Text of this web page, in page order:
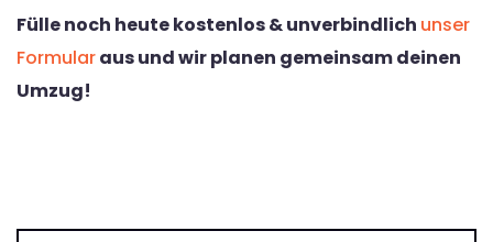
Fülle noch heute kostenlos & unverbindlich unser
Formularaus und wir planen gemeinsam deinen
Umzug!